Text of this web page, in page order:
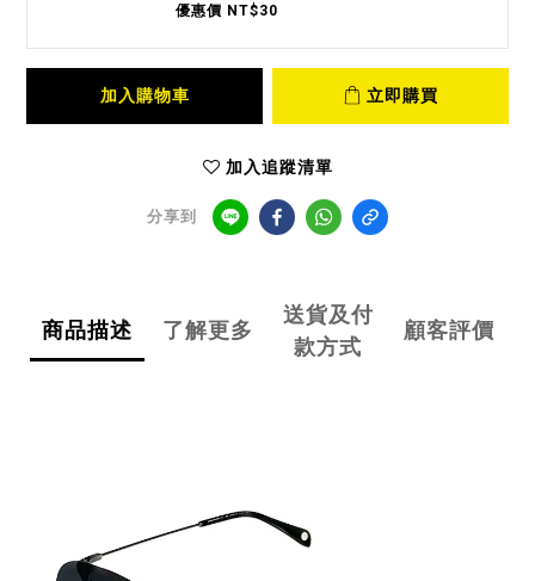
優惠價 NT$30
加入購物車 立即購買
加入追蹤清單
分享到
商品描述 了解更多
送貨及付
款方式
顧客評價